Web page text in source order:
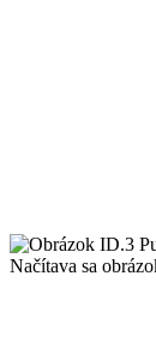
Načítava sa